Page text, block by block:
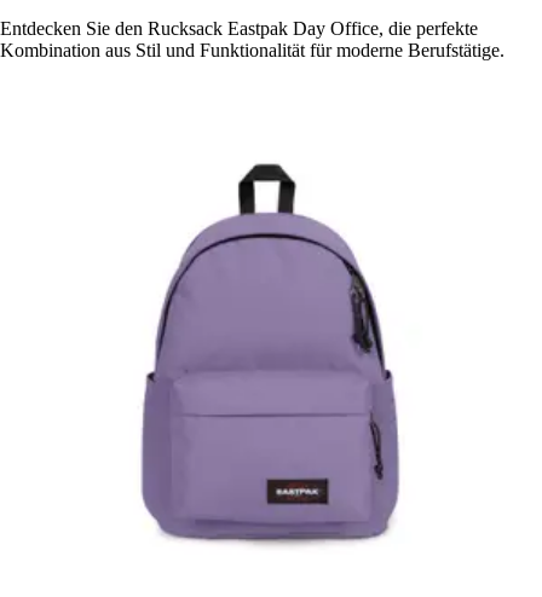
Entdecken Sie den Rucksack Eastpak Day Office, die perfekte
Kombination aus Stil und Funktionalität für moderne Berufstätige.